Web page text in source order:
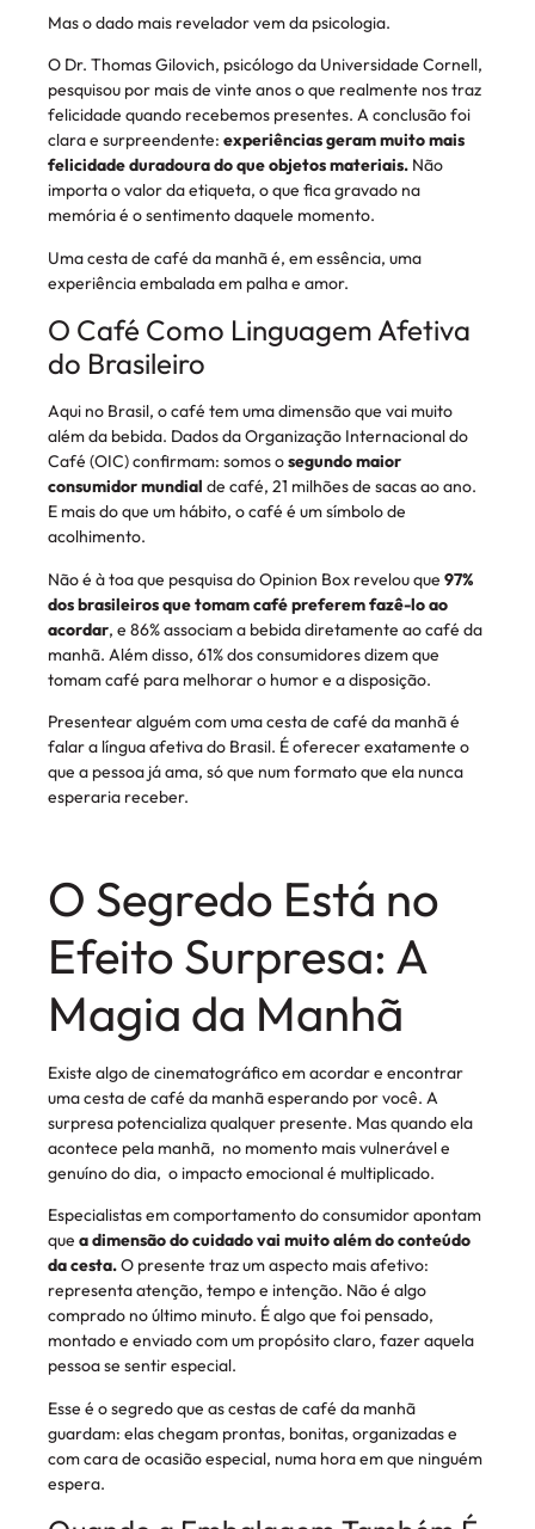
Mas o dado mais revelador vem da psicologia.
O Dr. Thomas Gilovich, psicólogo da Universidade Cornell,
pesquisou por mais de vinte anos o que realmente nos traz
felicidade quando recebemos presentes. A conclusão foi
clara e surpreendente: experiências geram muito mais
felicidade duradoura do que objetos materiais. Não
importa o valor da etiqueta, o que fica gravado na
memória é o sentimento daquele momento.
Uma cesta de café da manhã é, em essência, uma
experiência embalada em palha e amor.
O Café Como Linguagem Afetiva
do Brasileiro
Aqui no Brasil, o café tem uma dimensão que vai muito
além da bebida. Dados da Organização Internacional do
Café (OIC) confirmam: somos osegundo maior
consumidor mundial de café, 21 milhões de sacas ao ano.
E mais do que um hábito, o café é um símbolo de
acolhimento.
Não é à toa que pesquisa do Opinion Box revelou que 97%
dos brasileiros que tomam café preferem fazê-lo ao
acordar, e 86% associam a bebida diretamente ao café da
manhã. Além disso, 61% dos consumidores dizem que
tomam café para melhorar o humor e a disposição.
Presentear alguém com uma cesta de café da manhã é
falar a língua afetiva do Brasil. É oferecer exatamente o
que a pessoa já ama, só que num formato que ela nunca
esperaria receber.
O Segredo Está no
Efeito Surpresa: A
Magia da Manhã
Existe algo de cinematográfico em acordar e encontrar
uma cesta de café da manhã esperando por você. A
surpresa potencializa qualquer presente. Mas quando ela
acontece pela manhã, no momento mais vulnerável e
genuíno do dia, o impacto emocional é multiplicado.
Especialistas em comportamento do consumidor apontam
que a dimensão do cuidado vai muito além do conteúdo
da cesta.O presente traz um aspecto mais afetivo:
representa atenção, tempo e intenção. Não é algo
comprado no último minuto. É algo que foi pensado,
montado e enviado com um propósito claro, fazer aquela
pessoa se sentir especial.
Esse é o segredo que as cestas de café da manhã
guardam: elas chegam prontas, bonitas, organizadas e
com cara de ocasião especial, numa hora em que ninguém
espera.